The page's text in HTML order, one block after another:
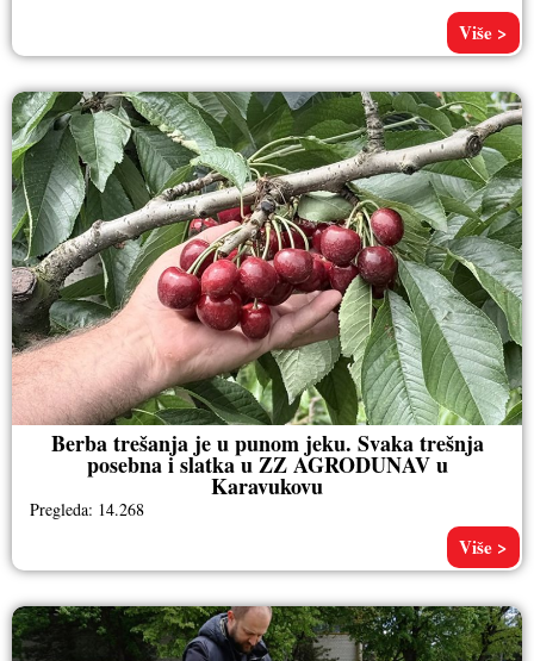
Više >
Berba trešanja je u punom jeku. Svaka trešnja
posebna i slatka u ZZ AGRODUNAV u
Karavukovu
Pregleda: 14.268
Više >